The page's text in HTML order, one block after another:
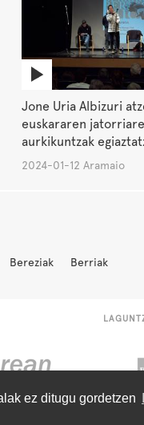
ez ditugu gordetzen
Jone Uria Albizuri
euskararen
aurkikuntzak
2024-01-12 Aramaio
Bereziak Berriak